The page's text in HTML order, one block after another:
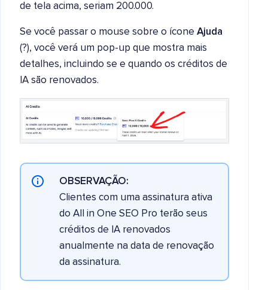
de tela acima, seriam 200.000.
Se você passar o mouse sobre o ícone Ajuda
(?), você verá um pop-up que mostra mais
detalhes, incluindo se e quando os créditos de
IA são renovados.
OBSERVAÇÃO:
Clientes com uma assinatura ativa
do All in One SEO Pro terão seus
créditos de IA renovados
anualmente na data de renovação
da assinatura.